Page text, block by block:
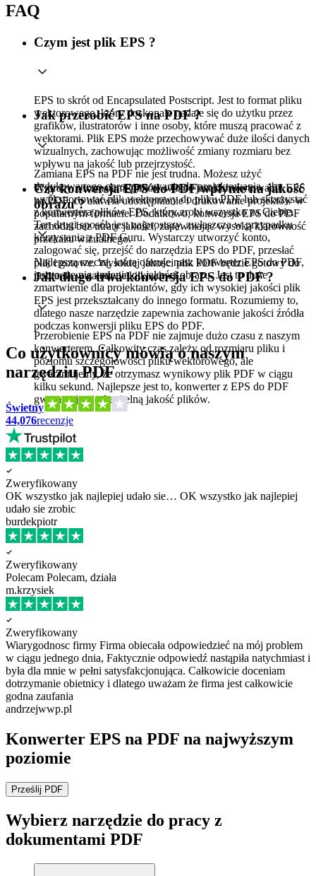
FAQ
Czym jest plik EPS ?
EPS to skrót od Encapsulated Postscript. Jest to format pliku
wektorowego, który doskonale nadaje się do użytku przez
grafików, ilustratorów i inne osoby, które muszą pracować z
wektorami. Plik EPS może przechowywać duże ilości danych
wizualnych, zachowując możliwość zmiany rozmiaru bez
wpływu na jakość lub przejrzystość.
W pracy z formatami plików ważne jest konwertowanie EPS
na PDF, co ułatwia udostępnianie i drukowanie projektów w
popularnym formacie. Dodatkowo, konwersja EPS do PDF
zachodzi bez utraty jakości, zapewniając wysoką klarowność
przekazu wizualnego.
Jak przerobić EPS na PDF ?
Zamiana EPS na PDF nie jest trudna. Możesz użyć
dedykowanego oprogramowania do projektowania, aby
wyeksportować plik wektorowy do pliku PDF lub skorzystać
z konwertera plików EPS, który zrobi wszystko za Ciebie.
Ten drugi sposób jest najprostszy, zwłaszcza w przypadku
korzystania z PDF Guru. Wystarczy utworzyć konto,
zalogować się, przejść do narzędzia EPS do PDF, przesłać
plik i gotowe. Wysokiej jakości plik PDF będzie gotowy do
pobrania w zaledwie kilka chwil.
Czy konwersja EPS do PDF wpłynie na jakość
obrazu ?
Najlepszą rzeczą, którą oferuje nasz konwerter EPS do PDF,
jest to, że nie zmienia on jakości obrazu. Jest to duże
zmartwienie dla projektantów, gdy ich wysokiej jakości plik
EPS jest przekształcany do innego formatu. Rozumiemy to,
dlatego nasze narzędzie zapewnia zachowanie jakości źródła
podczas konwersji pliku EPS do PDF.
Jak długo trwa konwersja EPS do PDF ?
Przerobienie EPS na PDF nie zajmuje dużo czasu z naszym
konwerterem. Całkowity czas zależy od rozmiaru pliku i
poziomu szczegółowości pliku wektorowego, ale
gwarantujemy, że otrzymasz wynikowy plik PDF w ciągu
kilku sekund. Najlepsze jest to, konwerter z EPS do PDF
gwarantuje nieskazitelną jakość plików.
Co użytkownicy mówią o naszym
narzędziu PDF
Świetny
44,076recenzje
Zweryfikowany
OK wszystko jak najlepiej udało sie… OK wszystko jak najlepiej
udało sie zrobic
burdekpiotr
Zweryfikowany
Polecam Polecam, działa
m.krzysiek
Zweryfikowany
Wiarygodnosc firmy Firma obiecała odpowiedzieć na mój problem
w ciągu jednego dnia, Faktycznie odpowiedź nastąpiła natychmiast i
była dla mnie w pełni satysfakcjonująca. Całkowicie doceniam
dotrzymanie obietnicy i dlatego uważam że firma jest całkowicie
godna zaufania
andrzejwwp.pl
Konwerter EPS na PDF na najwyższym
poziomie
Prześlij PDF
Wybierz narzędzie do pracy z
dokumentami PDF